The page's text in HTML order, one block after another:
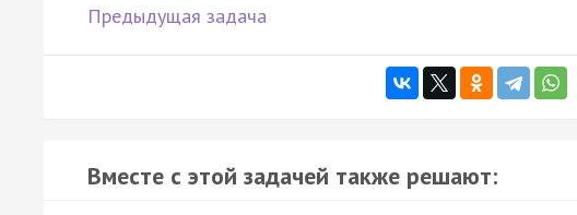
Предыдущая задача
Вместе с этой задачей также решают: